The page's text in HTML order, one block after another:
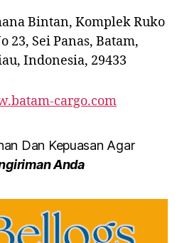
Bintan, Komplek Ruko
23, Sei Panas, Batam,
Indonesia, 29433
cargo.com
Dan Kepuasan Agar
Anda